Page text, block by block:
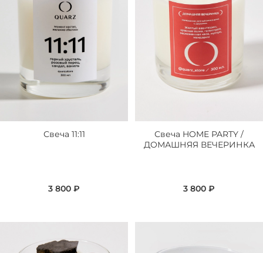
Свеча 11:11
3 800 ₽
Свеча HOME PARTY /
ДОМАШНЯЯ ВЕЧЕРИНКА
3 800 ₽